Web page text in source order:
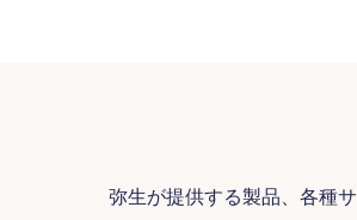
弥生が提供する製品、各種